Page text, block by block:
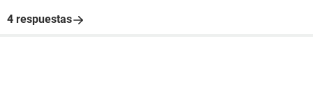
4 respuestas